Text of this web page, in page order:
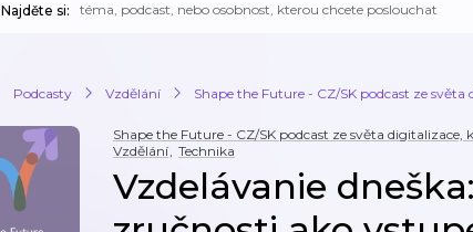
Najděte si:
Podcasty Vzdělání Shape the Future - CZ/SK podcast ze
Shape the Future - CZ/SK podcast ze světa
Vzdělání, Technika
Vzdelávanie